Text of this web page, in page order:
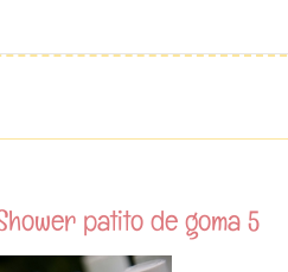
patito de goma 5